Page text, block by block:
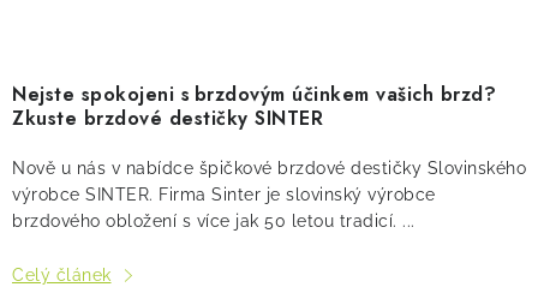
Nejste spokojeni s brzdovým účinkem vašich brzd?
Zkuste brzdové destičky SINTER
Nově u nás v nabídce špičkové brzdové destičky Slovinského
výrobce SINTER. Firma Sinter je slovinský výrobce
brzdového obložení s více jak 50 letou tradicí. ...
Celý článek